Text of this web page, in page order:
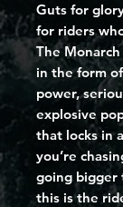
Guts for
for riders
The
in the form
power,
explosive
that locks in
you’re
going bigger
this is the